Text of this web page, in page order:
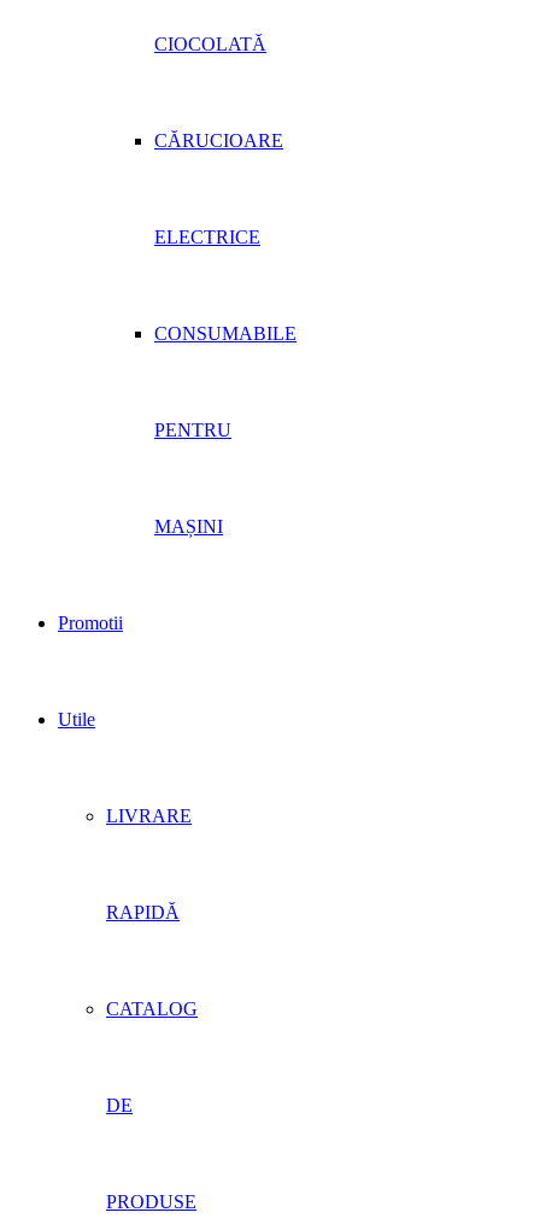
CIOCOLATĂ
CĂRUCIOARE
ELECTRICE
CONSUMABILE
PENTRU
MAȘINI
Promotii
Utile
LIVRARE
RAPIDĂ
CATALOG
DE
PRODUSE